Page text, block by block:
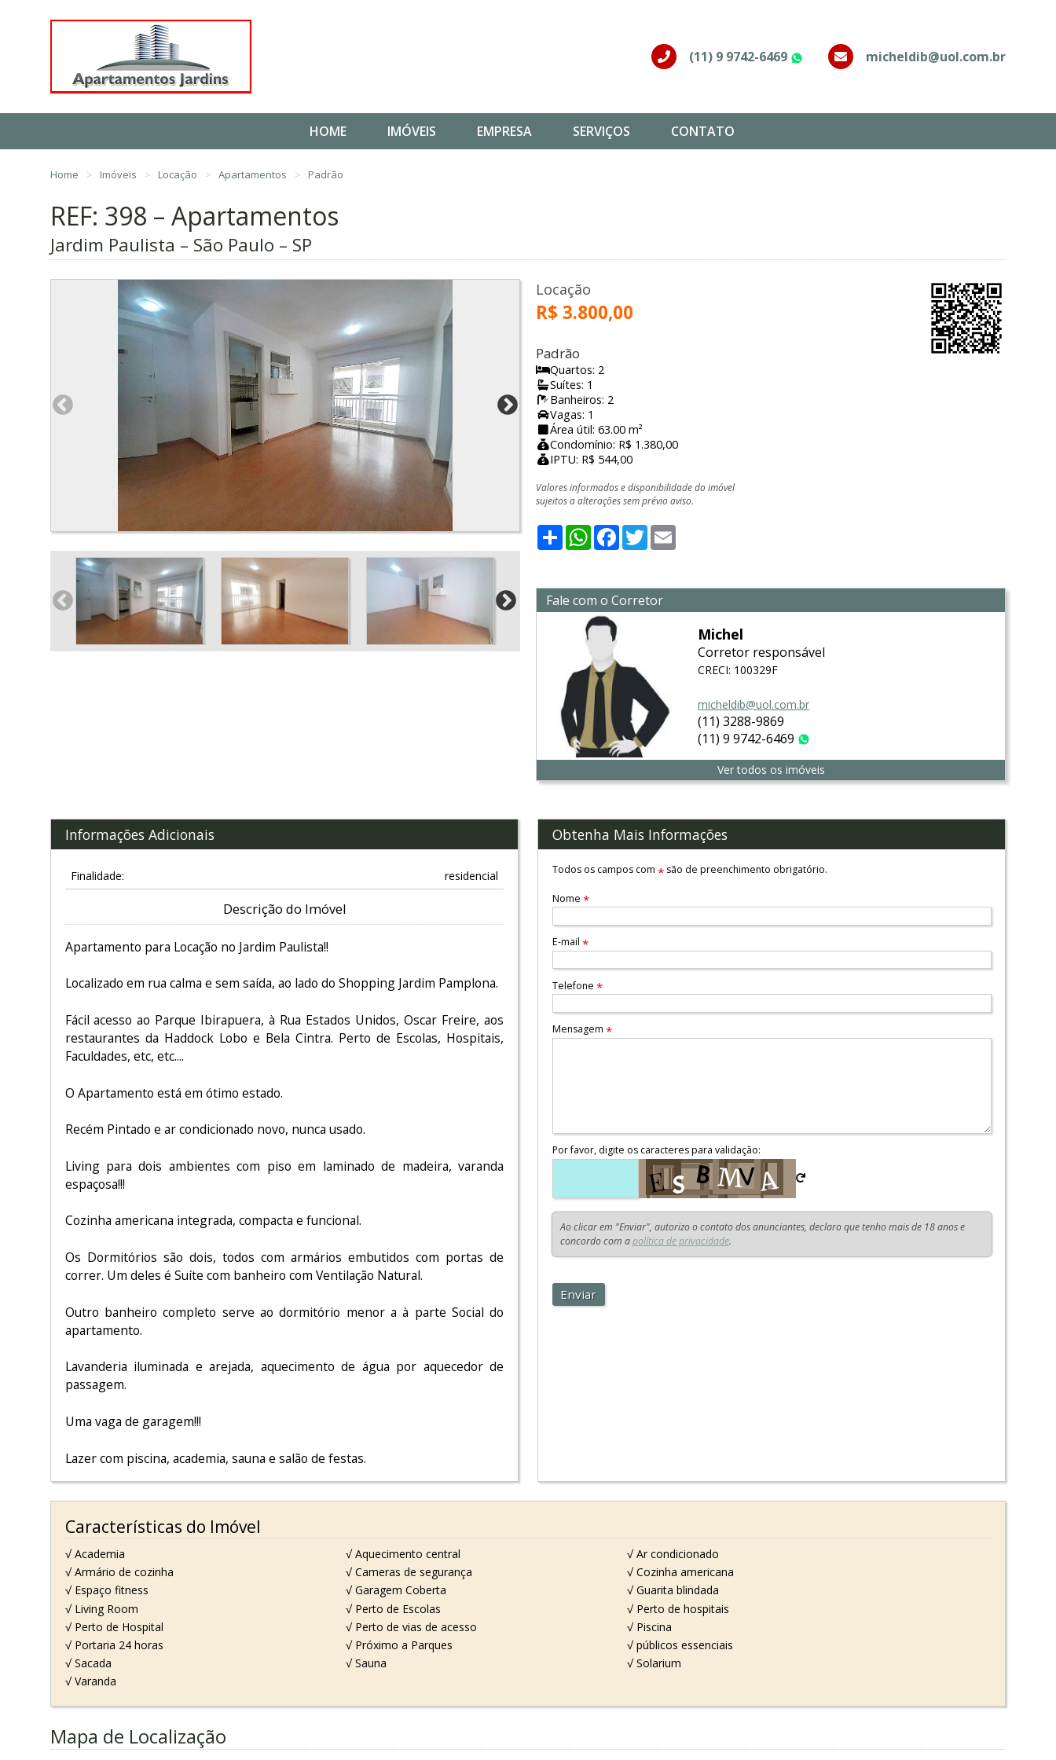
(11) 9 9742-6469 WhatsAppmicheldib@uol.com.br
HOME IMÓVEIS EMPRESA SERVIÇOS CONTATO
Home Imóveis Locação Apartamentos Padrão
REF: 398 – Apartamentos
Jardim Paulista – São Paulo – SP
Locação
R$ 3.800,00
Padrão
Quartos: 2
Suítes: 1
Banheiros: 2
Vagas: 1
Área útil: 63.00 m²
Condomínio: R$ 1.380,00
IPTU: R$ 544,00
Valores informados e disponibilidade do imóvel
sujeitos a alterações sem prévio aviso.
ShareWhatsApp
Facebook
Twitter
Fale com o Corretor
Michel
Corretor responsável
CRECI: 100329F
micheldib@uol.com.br
(11) 3288-9869
(11) 9 9742-6469
Ver todos os imóveis
Informações Adicionais
Finalidade: residencial
Descrição do Imóvel
Apartamento para Locação no Jardim Paulista!!
Localizado em rua calma e sem saída, ao lado do Shopping Jardim Pamplona.
Fácil acesso ao Parque Ibirapuera, à Rua Estados Unidos, Oscar Freire, aos
restaurantes da Haddock Lobo e Bela Cintra. Perto de Escolas, Hospitais,
Faculdades, etc, etc....
O Apartamento está em ótimo estado.
Recém Pintado e ar condicionado novo, nunca usado.
Living para dois ambientes com piso em laminado de madeira, varanda
espaçosa!!!
Cozinha americana integrada, compacta e funcional.
Os Dormitórios são dois, todos com armários embutidos com portas de
correr. Um deles é Suíte com banheiro com Ventilação Natural.
Outro banheiro completo serve ao dormitório menor a à parte Social do
apartamento.
Lavanderia iluminada e arejada, aquecimento de água por aquecedor de
passagem.
Uma vaga de garagem!!!
Lazer com piscina, academia, sauna e salão de festas.
Obtenha Mais Informações
Todos os campos com *são de preenchimento obrigatório.
Nome *
E-mail *
Telefone *
Mensagem *
Por favor, digite os caracteres para validação:
Ao clicar em "Enviar", autorizo o contato dos anunciantes, declaro que tenho mais de 18 anos e
concordo com apolítica de privacidade.
Enviar
Características do Imóvel
√ Academia √ Aquecimento central
√ Ar condicionado
√ Armário de cozinha
√ Cameras de segurança
√ Cozinha americana
√ Espaço fitness
√ Garagem Coberta
√ Guarita blindada
√ Living Room
√ Perto de Escolas
√ Perto de hospitais
√ Perto de Hospital
√ Perto de vias de acesso
√ Piscina
√ Portaria 24 horas
√ Próximo a Parques
√ públicos essenciais
√ Sacada
√ Sauna
√ Solarium
√ Varanda
Mapa de Localização